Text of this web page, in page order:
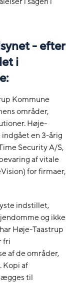
- efter
i
Kommune
områder,
Høje-
en 3-årig
Security A/S,
af vitale
for firmaer,
indstillet,
og ikke
Høje-Taastrup
fri
af de områder,
Kopi af
til